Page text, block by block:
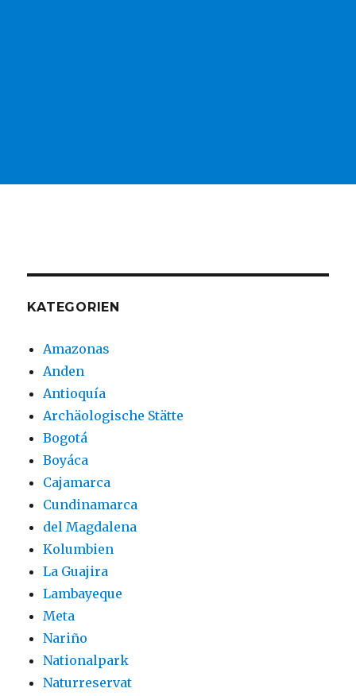
KATEGORIEN
Amazonas
Anden
Antioquía
Archäologische Stätte
Bogotá
Boyáca
Cajamarca
Cundinamarca
del Magdalena
Kolumbien
La Guajira
Lambayeque
Meta
Nariño
Nationalpark
Naturreservat